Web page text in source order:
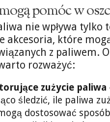
pomóc w
nie wpływa tylko
akcesoria, które
z paliwem.
rozważyć:
zużycie paliwa
śledzić, ile paliwa
dostosować